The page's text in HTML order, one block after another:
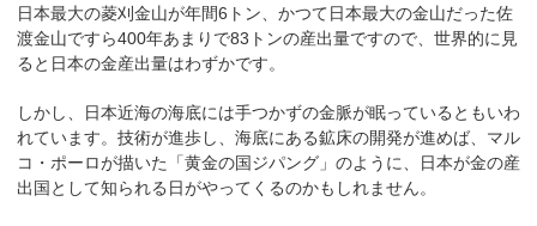
日本最大の菱刈金山が年間6トン、かつて日本最大の金山だった佐
渡金山ですら400年あまりで83トンの産出量ですので、世界的に見
ると日本の金産出量はわずかです。
しかし、日本近海の海底には手つかずの金脈が眠っているともいわ
れています。技術が進歩し、海底にある鉱床の開発が進めば、マル
コ・ポーロが描いた「黄金の国ジパング」のように、日本が金の産
出国として知られる日がやってくるのかもしれません。